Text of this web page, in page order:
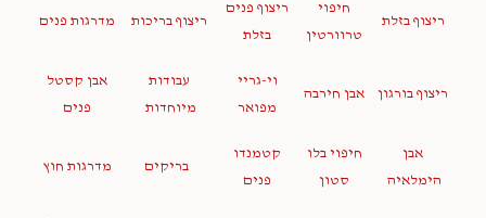
ריצוף בזלת
חיפוי
טרוורטין
ריצוף פנים
בזלת
ריצוף בריכות מדרגות פנים
ריצוף בורגון אבן חירבה
וי-גריי
מפואר
עבודות
מיוחדות
אבן קסטל
פנים
אבן
הימלאיה
חיפוי בלו
סטון
קטמנדו
פנים
בריקים מדרגות חוץ